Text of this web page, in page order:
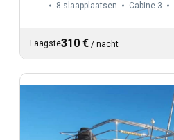
8 slaapplaatsen Cabine 3
Laagste310 € / nacht